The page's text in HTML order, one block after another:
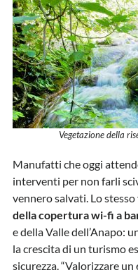
Vegetazione della
Manufatti che oggi
interventi per non farli
vennero salvati. Lo
della copertura wi-fi a
e della Valle dell’Anapo:
la crescita di un turismo
sicurezza. “Valorizzare